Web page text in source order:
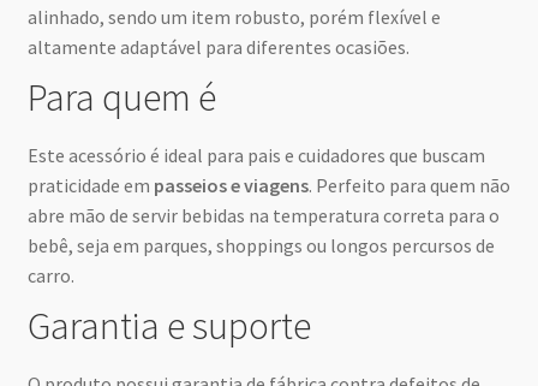
alinhado, sendo um item robusto, porém flexível e
altamente adaptável para diferentes ocasiões.
Para quem é
Este acessório é ideal para pais e cuidadores que buscam
praticidade em passeios e viagens. Perfeito para quem não
abre mão de servir bebidas na temperatura correta para o
bebê, seja em parques, shoppings ou longos percursos de
carro.
Garantia e suporte